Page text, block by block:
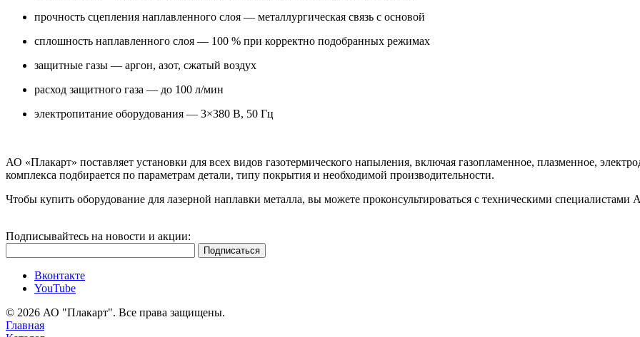
прочность сцепления наплавленного слоя — металлургическая связь с основой
сплошность наплавленного слоя — 100 % при корректно подобранных режимах
защитные газы — аргон, азот, сжатый воздух
расход защитного газа — до 100 л/мин
электропитание оборудования — 3×380 В, 50 Гц
АО «Плакарт» поставляет установки для всех видов газотермического напыления, включая газопламенное, плазменное,
комплекса подбирается по параметрам детали, типу покрытия и необходимой производительности.
Чтобы купить оборудование для лазерной наплавки металла, вы можете проконсультироваться с техническими специалистами
Подписывайтесь на новости и акции:
Вконтакте
YouTube
© 2026 АО "Плакарт". Все права защищены.
Главная